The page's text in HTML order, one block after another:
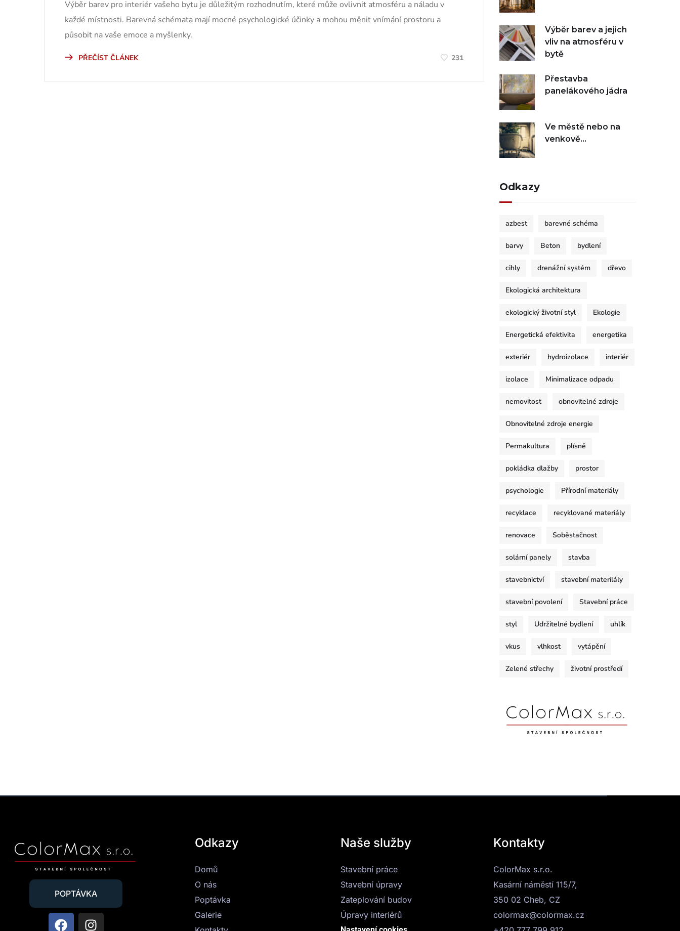
Výběr barev pro interiér vašeho bytu je důležitým rozhodnutím, které může ovlivnit atmosféru a náladu v
každé místnosti. Barevná schémata mají mocné psychologické účinky a mohou měnit vnímání prostoru a
působit na vaše emoce a myšlenky.
PŘEČÍST ČLÁNEK 231
Výběr barev a jejich
vliv na atmosféru v
bytě
Přestavba
panelákového jádra
Ve městě nebo na
venkově…
Odkazy
azbest barevné schéma
barvy Beton bydlení
cihly drenážní systém dřevo
Ekologická architektura
ekologický životní styl Ekologie
Energetická efektivita energetika
exteriér hydroizolace interiér
izolace Minimalizace odpadu
nemovitost obnovitelné zdroje
Obnovitelné zdroje energie
Permakultura plísně
pokládka dlažby prostor
psychologie Přírodní materiály
recyklace recyklované materiály
renovace Soběstačnost
solární panely stavba
stavebnictví stavební materilály
stavební povolení Stavební práce
styl Udržitelné bydlení uhlík
vkus vlhkost vytápění
Zelené střechy životní prostředí
POPTÁVKA
Odkazy
Domů
O nás
Poptávka
Galerie
Naše služby
Stavební práce
Stavební úpravy
Zateplování budov
Úpravy interiérů
Kontakty
ColorMax s.r.o.
Kasární náměstí 115/7,
350 02 Cheb, CZ
colormax@colormax.cz